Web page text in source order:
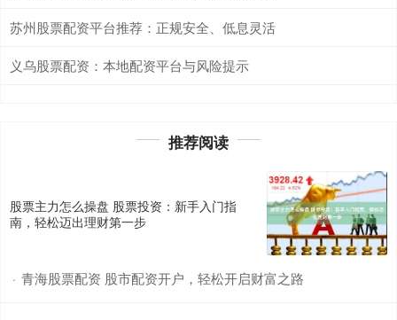
苏州股票配资平台推荐：正规安全、低息灵活
义乌股票配资：本地配资平台与风险提示
推荐阅读
股票主力怎么操盘 股票投资：新手入门指
南，轻松迈出理财第一步
· 青海股票配资 股市配资开户，轻松开启财富之路